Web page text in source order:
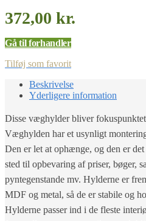
372,00 kr.
Gå til forhandler
Tilføj som favorit
Beskrivelse
Yderligere information
Disse væghylder bliver
Væghylden har et usynligt
Den er let at ophænge, og den er
sted til opbevaring af priser, bøger,
pyntegenstande mv. Hylderne er
MDF og metal, så de er stabile og
Hylderne passer ind i de fleste